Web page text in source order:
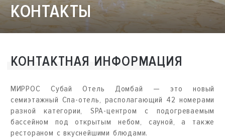
КОНТАКТЫ
КОНТАКТНАЯ ИНФОРМАЦИЯ
МИРРОС Субай Отель Домбай — это новый
семиэтажный Спа-отель, располагающий 42 номерами
разной категории, SPA-центром с подогреваемым
бассейном под открытым небом, сауной, а также
рестораном с вкуснейшими блюдами.